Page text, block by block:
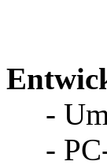
-
- PC-